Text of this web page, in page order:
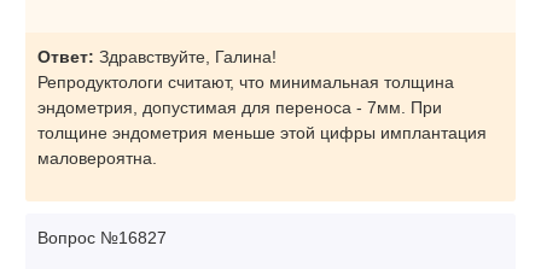
Ответ: Здравствуйте, Галина!
Репродуктологи считают, что минимальная толщина
эндометрия, допустимая для переноса - 7мм. При
толщине эндометрия меньше этой цифры имплантация
маловероятна.
Вопрос №16827